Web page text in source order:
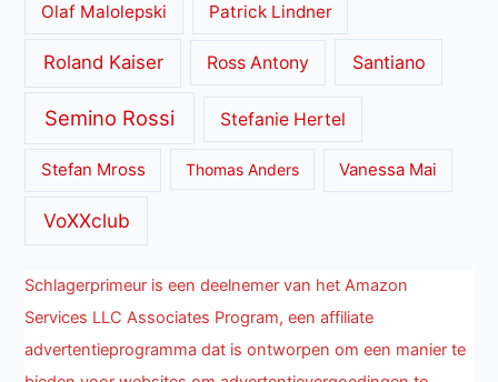
Olaf Malolepski Patrick Lindner
Roland Kaiser Ross Antony Santiano
Semino Rossi Stefanie Hertel
Stefan Mross Thomas Anders Vanessa Mai
VoXXclub
Schlagerprimeur is een deelnemer van het Amazon
Services LLC Associates Program, een affiliate
advertentieprogramma dat is ontworpen om een manier te